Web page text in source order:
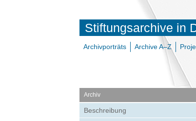
Stiftungsarchive in
Archivporträts Archive A–Z
Archiv
Beschreibung